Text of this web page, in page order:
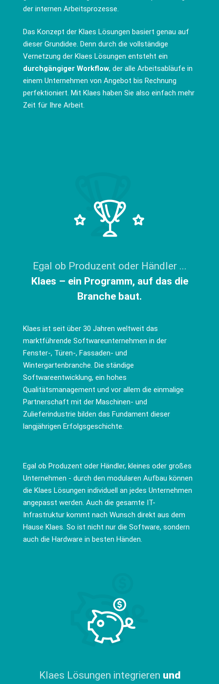
der internen Arbeitsprozesse.
Das Konzept der Klaes Lösungen basiert genau auf
dieser Grundidee. Denn durch die vollständige
Vernetzung der Klaes Lösungen entsteht ein
durchgängiger Workflow, der alle Arbeitsabläufe in
einem Unternehmen von Angebot bis Rechnung
perfektioniert. Mit Klaes haben Sie also einfach mehr
Zeit für Ihre Arbeit.
Egal ob Produzent oder Händler ...
Klaes – ein Programm, auf das die
Branche baut.
Klaes ist seit über 30 Jahren weltweit das
marktführende Softwareunternehmen in der
Fenster-, Türen-, Fassaden- und
Wintergartenbranche. Die ständige
Softwareentwicklung, ein hohes
Qualitätsmanagement und vor allem die einmalige
Partnerschaft mit der Maschinen- und
Zulieferindustrie bilden das Fundament dieser
langjährigen Erfolgsgeschichte.
Egal ob Produzent oder Händler, kleines oder großes
Unternehmen - durch den modularen Aufbau können
die Klaes Lösungen individuell an jedes Unternehmen
angepasst werden. Auch die gesamte IT-
Infrastruktur kommt nach Wunsch direkt aus dem
Hause Klaes. So ist nicht nur die Software, sondern
auch die Hardware in besten Händen.
Klaes Lösungen integrieren und